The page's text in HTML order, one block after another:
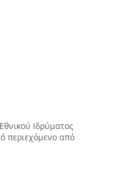
Ιδρύματος
περιεχόμενο από